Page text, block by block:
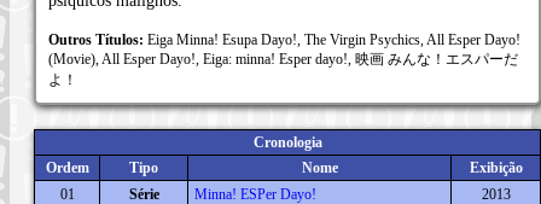
Outros Títulos: Eiga Minna! Esupa Dayo!, The Virgin Psychics, All Esper Dayo!
(Movie), All Esper Dayo!, Eiga: minna! Esper dayo!, 映画 みんな！エスパーだ
よ！
Cronologia
Ordem
Tipo Nome
Exibição
01
Série Minna! ESPer Dayo! 2013